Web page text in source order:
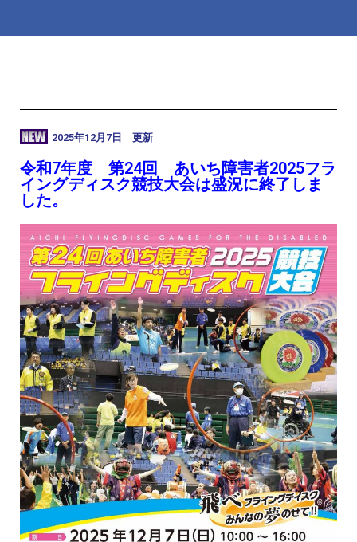
2025年12月7日 更新
令和7年度 第24回 あいち障害者2025フラ
イングディスク競技大会は盛況に終了しま
した。